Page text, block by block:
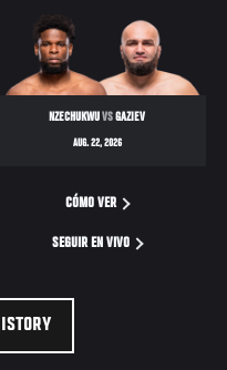
NZECHUKWUVSGAZIEV
AUG. 22, 2026
CÓMO VER
SEGUIR EN VIVO